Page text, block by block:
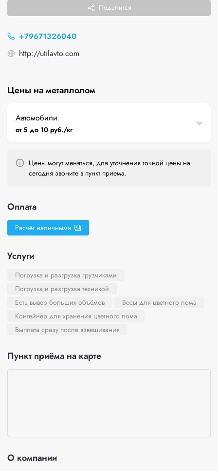
Поделится
+79671326040
http://utilavto.com
Цены на металлолом
Автомобили
от 5 до 10 руб./кг
Цены могут меняться, для уточнения точной цены на
сегодня звоните в пункт приема.
Оплата
Расчёт наличными
Услуги
Погрузка и разгрузка грузчиками
Погрузка и разгрузка техникой
Есть вывоз больших объёмов
Весы для цветного лома
Контейнер для хранения цветного лома
Выплата сразу после взвешивания
Пункт приёма на карте
О компании